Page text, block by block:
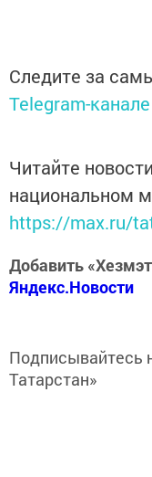
Следите за
Telegram-канале
Читайте
национальном
https://max.ru/
Добавить
Яндекс.Новости
Подписывайтесь
Татарстан»